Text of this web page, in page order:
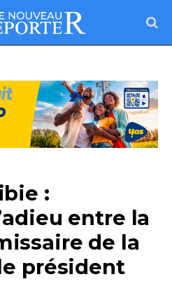
:
entre la
de la
président